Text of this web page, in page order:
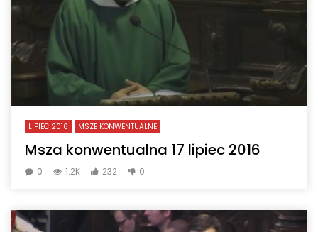
LIPIEC 2016 MSZE KONWENTUALNE
Msza konwentualna 17 lipiec 2016
0 1.2K 232 0